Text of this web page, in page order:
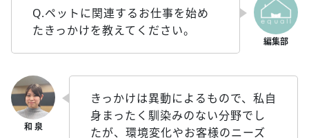
Q.ペットに関連するお仕事を始め
たきっかけを教えてください。
きっかけは異動によるもので、私自
身まったく馴染みのない分野でし
たが、環境変化やお客様のニーズ